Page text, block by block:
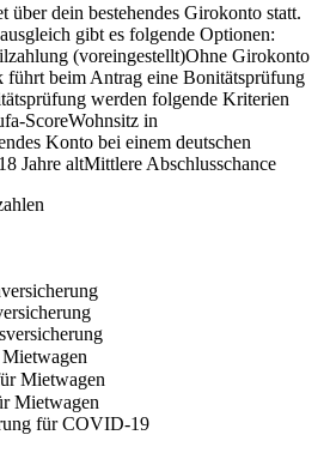
über dein bestehendes Girokonto statt.
gibt es folgende Optionen:
(voreingestellt)Ohne Girokonto
führt beim Antrag eine Bonitätsprüfung
werden folgende Kriterien
ScoreWohnsitz in
Konto bei einem deutschen
Jahre altMittlere Abschlusschance
Mietwagen
Mietwagen
für COVID-19